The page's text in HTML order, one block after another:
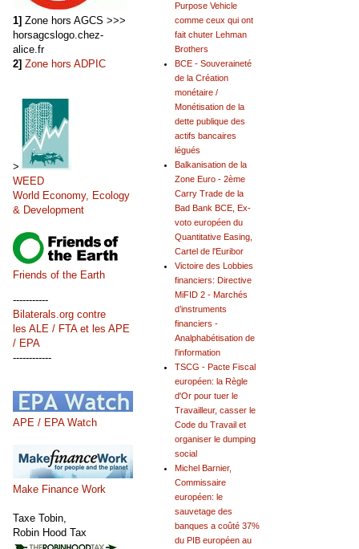
Purpose Vehicle
comme ceux qui ont
fait chuter Lehman
Brothers
BCE - Souveraineté
de la Création
monétaire /
Monétisation de la
dette publique des
actifs bancaires
légués
Balkanisation de la
Zone Euro - 2ème
Carry Trade de la
Bad Bank BCE, Ex-
voto européen du
Quantitative Easing,
Cartel de l'Euribor
Victoire des Lobbies
financiers: Directive
MiFID 2 - Marchés
d’instruments
financiers -
Analphabétisation de
l'information
TSCG - Pacte Fiscal
européen: la Règle
d'Or pour tuer le
Travailleur, casser le
Code du Travail et
organiser le dumping
social
Michel Barnier,
Commissaire
européen: le
sauvetage des
banques a coûté 37%
du PIB européen au
1] Zone hors AGCS >>>
horsagcslogo.chez-
alice.fr
2] Zone hors ADPIC
>
WEED
World Economy, Ecology
& Development
Friends of the Earth
-----------
Bilaterals.org contre
les ALE / FTA et les APE
/ EPA
------------
APE / EPA Watch
Make Finance Work
Taxe Tobin,
Robin Hood Tax